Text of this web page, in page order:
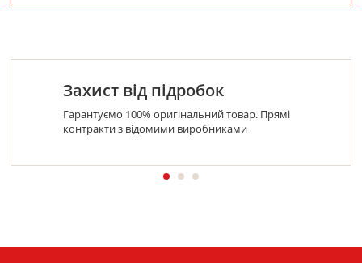
Захист від підробок
Гарантуємо 100% оригінальний товар. Прямі
контракти з відомими виробниками